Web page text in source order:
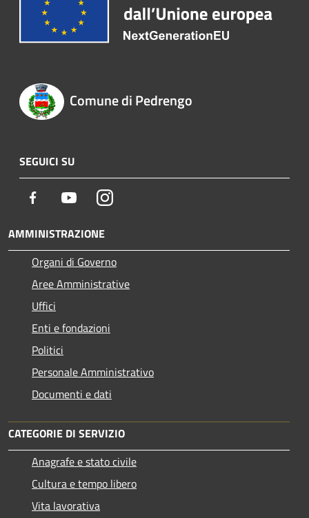
Comune di Pedrengo
SEGUICI SU
Facebook YoutubeInstagram
AMMINISTRAZIONE
Organi di Governo
Aree Amministrative
Uffici
Enti e fondazioni
Politici
Personale Amministrativo
Documenti e dati
CATEGORIE DI SERVIZIO
Anagrafe e stato civile
Cultura e tempo libero
Vita lavorativa